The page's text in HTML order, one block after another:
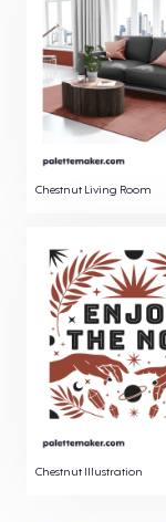
Chestnut Living Room
Chestnut Illustration